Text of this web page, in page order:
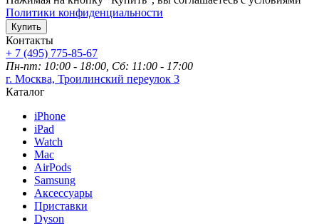
Политики конфиденциальности
Купить
Контакты
+ 7 (495) 775-85-67
Пн-пт: 10:00 - 18:00, Сб: 11:00 - 17:00
г. Москва, Троилинский переулок 3
Каталог
iPhone
iPad
Watch
Mac
AirPods
Samsung
Аксессуары
Приставки
Dyson